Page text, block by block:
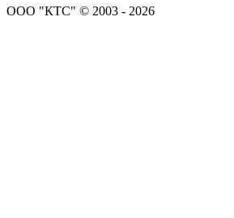
ООО "КТС" © 2003 - 2026